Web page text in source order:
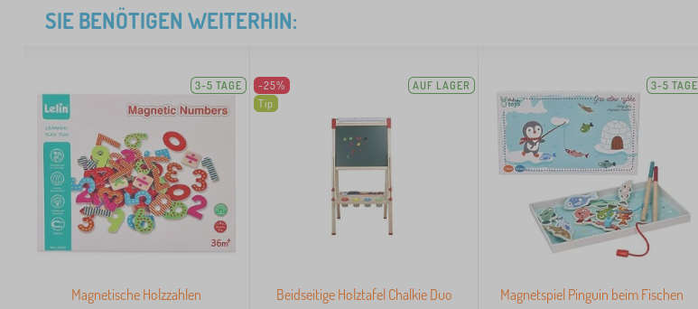
SIE BENÖTIGEN WEITERHIN:
3-5 TAGE
Magnetische Holzzahlen
-25%
Tip
AUF LAGER
Beidseitige Holztafel Chalkie Duo
3-5 TAGE
Magnetspiel Pinguin beim Fischen